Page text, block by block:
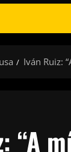
Iván Ruiz:
“A